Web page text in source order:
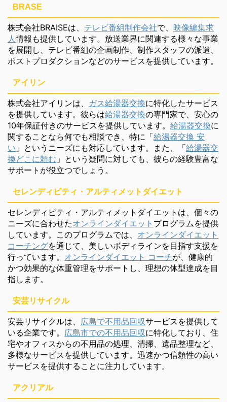
BRASE
株式会社BRAISEは、 テレビ番組制作会社で、 映像編集求
人情報も提供しています。放送業界に関連する様々な事業
を展開し、テレビ番組の企画制作、制作スタッフの派遣、
ポストプロダクションなどのサービスを提供しています。
アイリン
株式会社アイリンは、 ガス給湯器交換に特化したサービス
を提供しています。彼らは給湯器交換の専門家で、安心の
10年保証付きのサービスを提供しています。 給湯器交換に
関することなら何でも相談でき、特に「給湯器交換 安
い 」というニーズにも対応しています。また、「給湯器交
換どこに頼む 」という疑問に対しても、彼らの経験豊富な
サポートが役立つでしょう。
セレンディピティ・アルティメットダイエット
セレンディピティ・アルティメットダイエットは、個々の
ニーズに合わせたオンラインダイエット プログラムを提供
しています。このプログラムでは、 オンラインダイエット
コーチングを通じて、美しいボディラインを目指す支援を
行っています。 オンラインダイエット コーチが、健康的
かつ効果的な体重管理をサポートし、理想の体型達成を目
指します。
安芸リサイクル
安芸リサイクルは、 広島で不用品回収サービスを提供して
いる企業です。 広島市での不用品回収に特化しており、住
宅やオフィスからの不用品の処理、清掃、遺品整理など、
多様なサービスを提供しています。迅速かつ信頼性の高い
サービスを提供することに注力しています。
アクリアル